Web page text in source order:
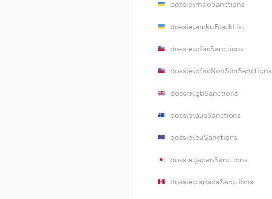
dossier.rnboSanctions
dossier.amkuBlackList
dossier.ofacSanctions
dossier.ofacNonSdnSanctions
dossier.gbSanctions
dossier.ausSanctions
dossier.euSanctions
dossier.japanSanctions
dossier.canadaSanctions